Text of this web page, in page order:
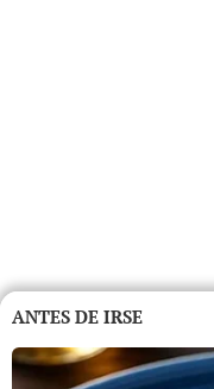
ANTES DE IRSE